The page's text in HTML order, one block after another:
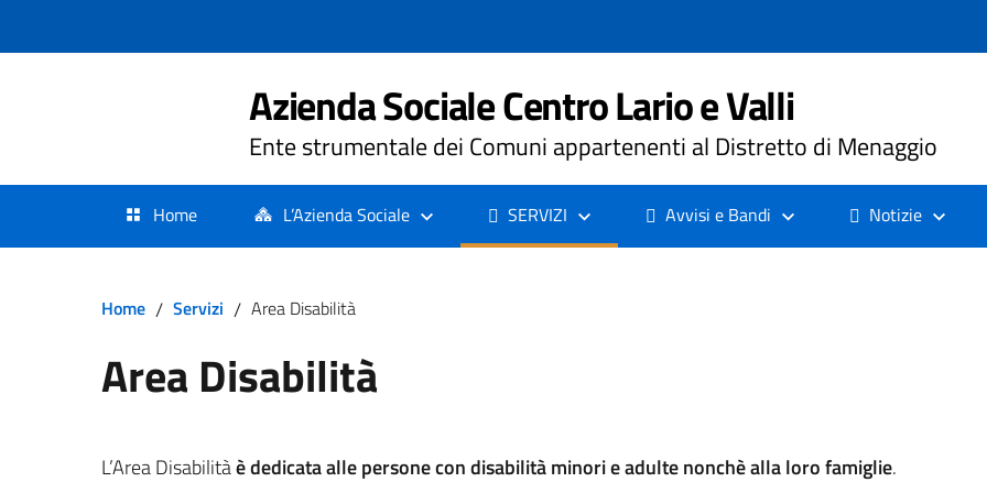
Azienda Sociale Centro Lario e Valli
Ente strumentale dei Comuni appartenenti al Distretto di Menaggio
Home L’Azienda Sociale SERVIZI Avvisi e Bandi Notizie
Home / Servizi / Area Disabilità
Area Disabilità
L’Area Disabilitàè dedicata alle persone con disabilità minori e adulte nonchè alla loro famiglie.